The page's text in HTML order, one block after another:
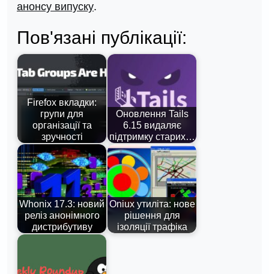
анонсу випуску.
Пов'язані публікації:
Firefox вкладки:
групи для
організації та
зручності
Оновлення Tails
6.15 видаляє
підтримку старих…
Whonix 17.3: новий
реліз анонімного
дистрибутиву
Oniux утиліта: нове
рішення для
ізоляції трафіка